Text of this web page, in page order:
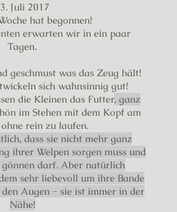
Juli 2017
hat begonnen!
erwarten wir in ein paar
Tagen.
geschmust was das Zeug hält!
sich wahnsinnig gut!
die Kleinen das Futter, ganz
im Stehen mit dem Kopf am
rein zu laufen.
dass sie nicht mehr ganz
ihrer Welpen sorgen muss und
gönnen darf. Aber natürlich
sehr liebevoll um ihre Bande
Augen - sie ist immer in der
Nähe!